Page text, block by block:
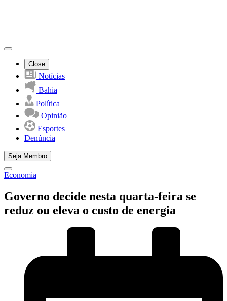
Close
Notícias
Bahia
Política
Opinião
Esportes
Denúncia
Seja Membro
Economia
Governo decide nesta quarta-feira se
reduz ou eleva o custo de energia